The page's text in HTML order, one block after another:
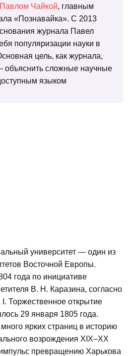
Павлом Чайкой, главным
«Познавайка». С 2013
журнала Павел
популяризации науки в
цель, как журнала,
– объяснить сложные научные
языком
университет — один из
Восточной Европы.
года по инициативе
В. Н. Каразина, согласно
Торжественное открытие
29 января 1805 года.
ярких страниц в историю
возрождения XIX–XX
превращению Харькова